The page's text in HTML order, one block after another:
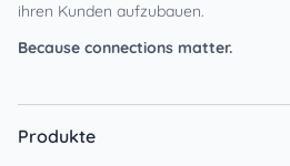
ihren Kunden aufzubauen.
Because connections matter.
Produkte